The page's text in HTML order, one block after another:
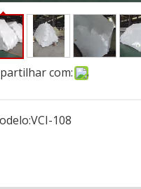
com:
VCI-108